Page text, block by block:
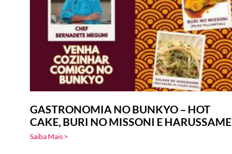
GASTRONOMIA NO BUNKYO – HOT
CAKE, BURI NO MISSONI E HARUSSAME
Saiba Mais >